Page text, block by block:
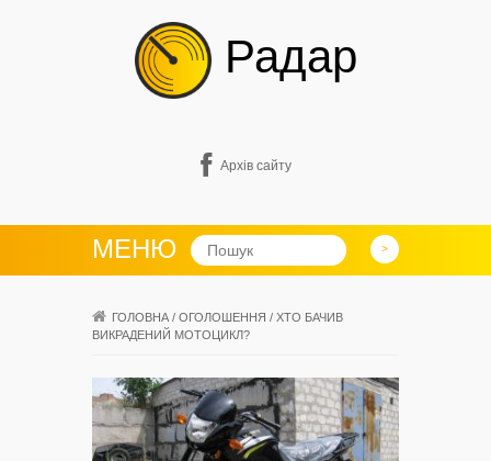
Радар
Архів сайту
МЕНЮ
ГОЛОВНА / ОГОЛОШЕННЯ / ХТО БАЧИВ
ВИКРАДЕНИЙ МОТОЦИКЛ?